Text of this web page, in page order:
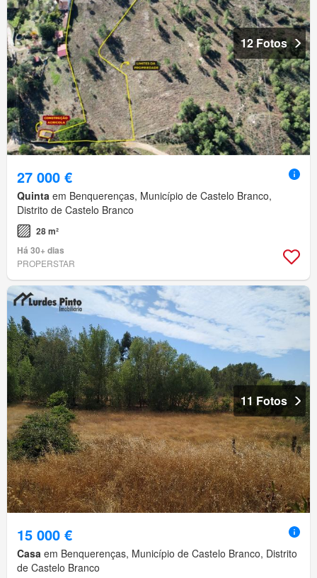
12 Fotos
27 000 €
Quinta em Benquerenças, Município de Castelo Branco,
Distrito de Castelo Branco
28 m²
Há 30+ dias
PROPERSTAR
11 Fotos
15 000 €
Casa em Benquerenças, Município de Castelo Branco, Distrito
de Castelo Branco